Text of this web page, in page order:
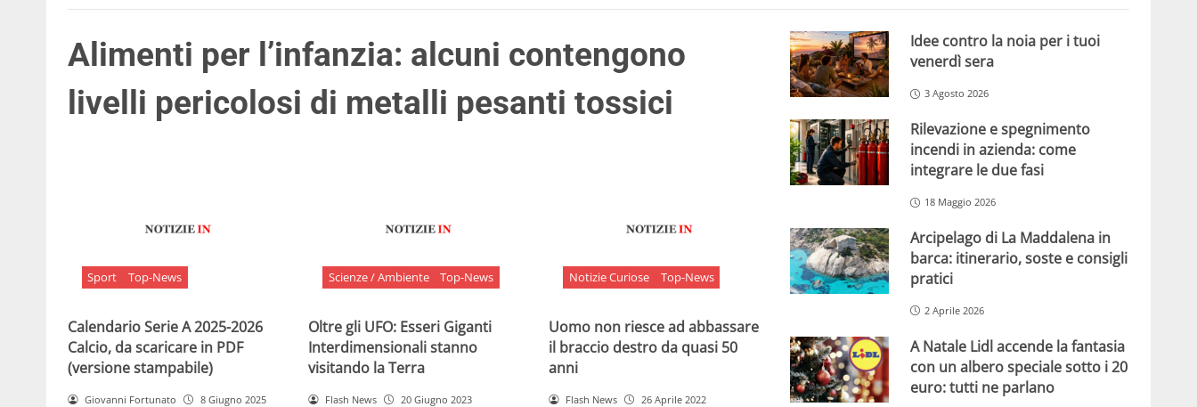
Alimenti per l’infanzia: alcuni contengono
livelli pericolosi di metalli pesanti tossici
Sport Top-News
Calendario Serie A 2025-2026
Calcio, da scaricare in PDF
(versione stampabile)
Giovanni Fortunato 8 Giugno 2025
Scienze / Ambiente Top-News
Oltre gli UFO: Esseri Giganti
Interdimensionali stanno
visitando la Terra
Flash News 20 Giugno 2023
Notizie Curiose Top-News
Uomo non riesce ad abbassare
il braccio destro da quasi 50
anni
Flash News 26 Aprile 2022
Idee contro la noia per i tuoi
venerdì sera
3 Agosto 2026
Rilevazione e spegnimento
incendi in azienda: come
integrare le due fasi
18 Maggio 2026
Arcipelago di La Maddalena in
barca: itinerario, soste e consigli
pratici
2 Aprile 2026
A Natale Lidl accende la fantasia
con un albero speciale sotto i 20
euro: tutti ne parlano